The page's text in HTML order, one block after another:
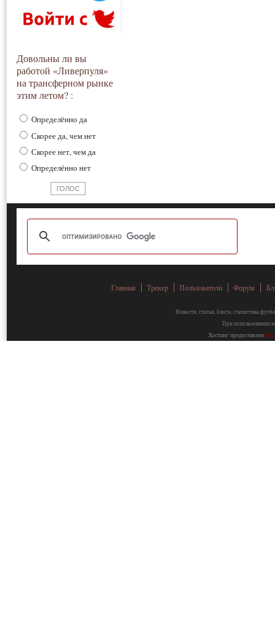
Довольны ли вы
работой «Ливерпуля»
на трансферном рынке
этим летом? :
Определённо да
Скорее да, чем нет
Скорее нет, чем да
Определённо нет
Главная Трекер Пользователи Форум
Новости, статьи, блоги, статистика
При использовании
Хостинг предоставлен